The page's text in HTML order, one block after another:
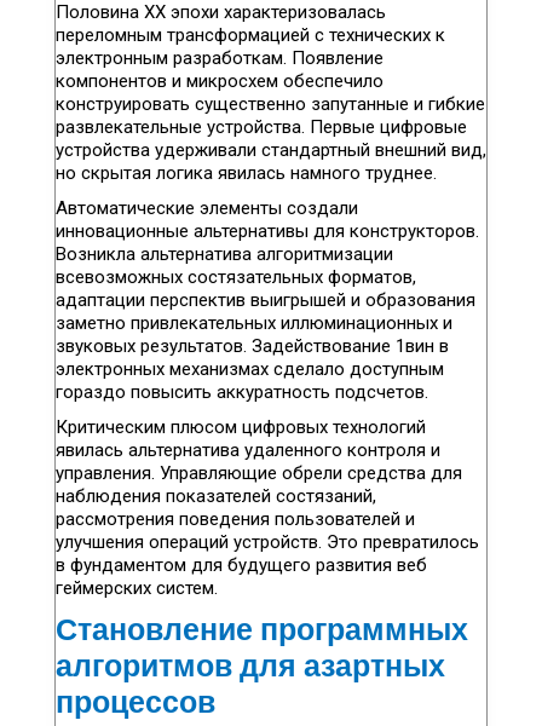
Половина ХХ эпохи характеризовалась
переломным трансформацией с технических к
электронным разработкам. Появление
компонентов и микросхем обеспечило
конструировать существенно запутанные и гибкие
развлекательные устройства. Первые цифровые
устройства удерживали стандартный внешний вид,
но скрытая логика явилась намного труднее.
Автоматические элементы создали
инновационные альтернативы для конструкторов.
Возникла альтернатива алгоритмизации
всевозможных состязательных форматов,
адаптации перспектив выигрышей и образования
заметно привлекательных иллюминационных и
звуковых результатов. Задействование 1вин в
электронных механизмах сделало доступным
гораздо повысить аккуратность подсчетов.
Критическим плюсом цифровых технологий
явилась альтернатива удаленного контроля и
управления. Управляющие обрели средства для
наблюдения показателей состязаний,
рассмотрения поведения пользователей и
улучшения операций устройств. Это превратилось
в фундаментом для будущего развития веб
геймерских систем.
Становление программных
алгоритмов для азартных
процессов